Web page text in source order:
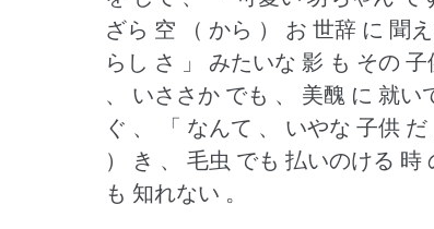
ざら 空 （ から ） お 世辞 に 聞
らし さ 」 みたいな 影 も その
、 いささか でも 、 美醜 に 就
ぐ 、 「 なんて 、 いやな 子供
） き 、 毛虫 でも 払いのける
も 知れない 。